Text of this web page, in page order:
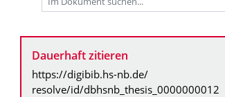
Dauerhaft zitieren
https://digibib.hs-nb.de/
resolve/id/dbhsnb_thesis_0000000012